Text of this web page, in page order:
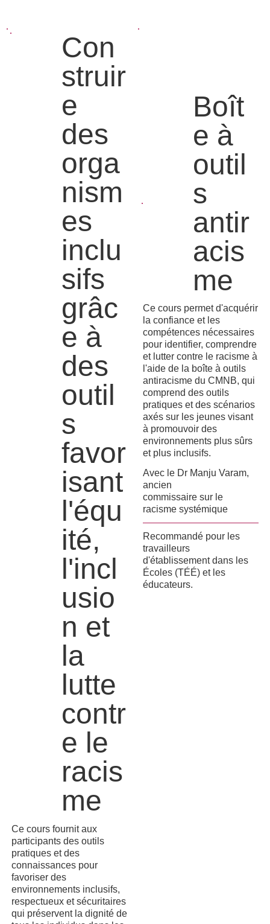
Con
struir
e
des
orga
nism
es
inclu
sifs
grâc
e à
des
outil
s
favor
isant
l'équ
ité,
l'incl
usio
n et
la
lutte
contr
e le
racis
me
Ce cours fournit aux
participants des outils
pratiques et des
connaissances pour
favoriser des
environnements inclusifs,
respectueux et sécuritaires
qui préservent la dignité de
Boît
e à
outil
s
antir
acis
me
Ce cours permet d'acquérir
la confiance et les
compétences nécessaires
pour identifier, comprendre
et lutter contre le racisme à
l'aide de la boîte à outils
antiracisme du CMNB, qui
comprend des outils
pratiques et des scénarios
axés sur les jeunes visant
à promouvoir des
environnements plus sûrs
et plus inclusifs.
Avec le Dr Manju Varam,
ancien
commissaire sur le
racisme systémique
Recommandé pour les
travailleurs
d'établissement dans les
Écoles (TÉÉ) et les
éducateurs.